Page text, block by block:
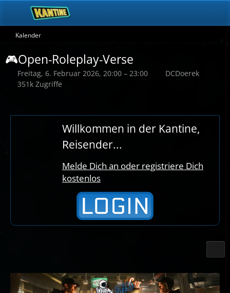
Kalender
🎮Open-Roleplay-Verse
Freitag, 6. Februar 2026, 20:00 – 23:00
DCDoerek
351k Zugriffe
Willkommen in der Kantine,
Reisender...
Melde Dich an oder registriere Dich
kostenlos